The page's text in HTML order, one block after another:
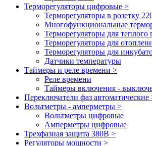
Терморегуляторы цифровые >
Терморегуляторы в розетку
Многофункциональные
Терморегуляторы для теплого
Терморегуляторы для
Терморегуляторы для
Датчики температуры
Таймеры и реле времени >
Реле времени
Таймеры включения -
Переключатели фаз автоматические
Вольтметры - амперметры >
Вольтметры цифровые
Амперметры цифровые
Трехфазная защита 380В >
Регуляторы мощности >